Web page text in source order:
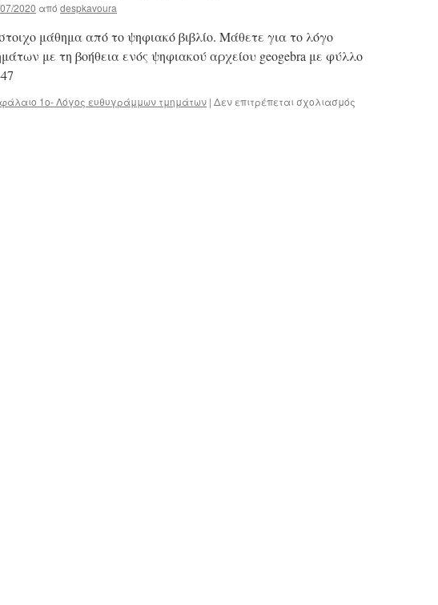
2020 από despkavoura
μάθημα από το ψηφιακό βιβλίο. Μάθετε για το λόγο
με τη βοήθεια ενός ψηφιακού αρχείου geogebra με φύλλο
1ο- Λόγος ευθυγράμμων τμημάτων | Δεν επιτρέπεται σχολιασμός